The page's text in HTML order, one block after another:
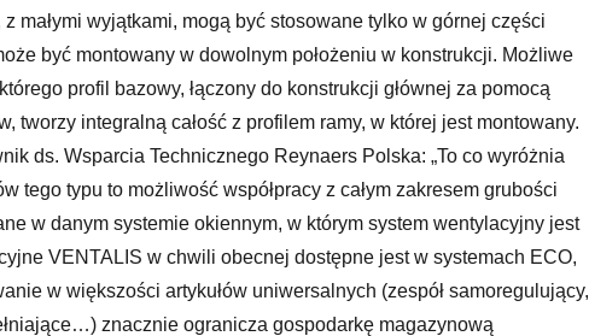
małymi wyjątkami, mogą być stosowane tylko w górnej części
być montowany w dowolnym położeniu w konstrukcji. Możliwe
profil bazowy, łączony do konstrukcji głównej za pomocą
tworzy integralną całość z profilem ramy, w której jest montowany.
ds. Wsparcia Technicznego Reynaers Polska: „To co wyróżnia
tego typu to możliwość współpracy z całym zakresem grubości
w danym systemie okiennym, w którym system wentylacyjny jest
VENTALIS w chwili obecnej dostępne jest w systemach ECO,
w większości artykułów uniwersalnych (zespół samoregulujący,
znacznie ogranicza gospodarkę magazynową